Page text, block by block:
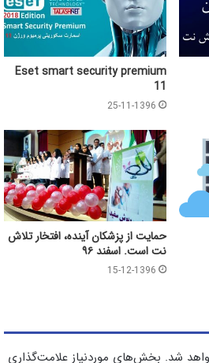
Eset smart security premium
11
25-11-1396
حمایت از پزشکان آینده، افتخار تلاش
نت است. اسفند ۹۶
15-12-1396
شد. بخش‌های موردنیاز علامت‌گذاری